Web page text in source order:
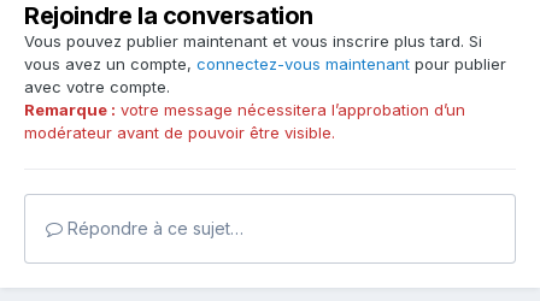
Rejoindre la conversation
Vous pouvez publier maintenant et vous inscrire plus tard. Si
vous avez un compte, connectez-vous maintenant pour publier
avec votre compte.
Remarque : votre message nécessitera l’approbation d’un
modérateur avant de pouvoir être visible.
Répondre à ce sujet…